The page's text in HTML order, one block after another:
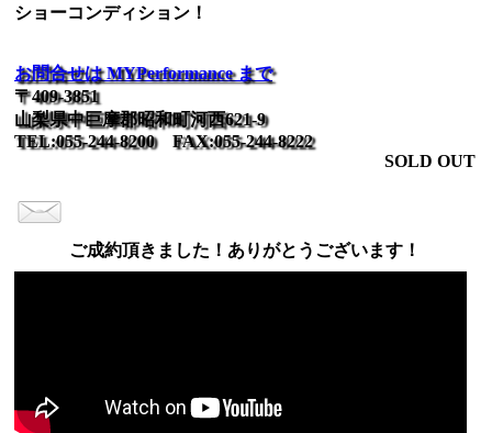
ショーコンディション！
お問合せは MYPerformance まで
〒409-3851
山梨県中巨摩郡昭和町河西621-9
TEL:055-244-8200 FAX:055-244-8222
SOLD OUT
ご成約頂きました！ありがとうございます！